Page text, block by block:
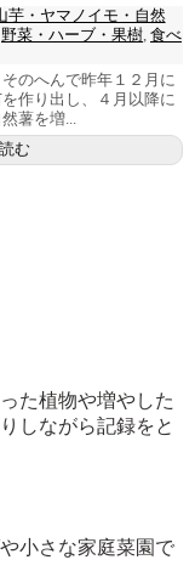
芋・ヤマノイモ・自然
野菜・ハーブ・果樹, 食べ
のへんで昨年１２月に
作り出し、４月以降に
薯を増...
む
た植物や増やした
しながら記録をと
小さな家庭菜園で